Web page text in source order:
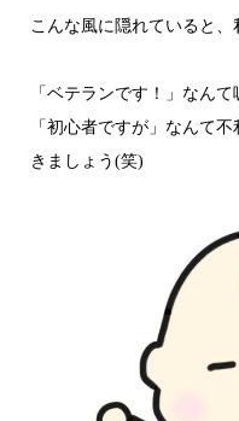
こんな風に隠れていると、
「ベテランです！」なん
「初心者ですが」なんて
きましょう(笑)